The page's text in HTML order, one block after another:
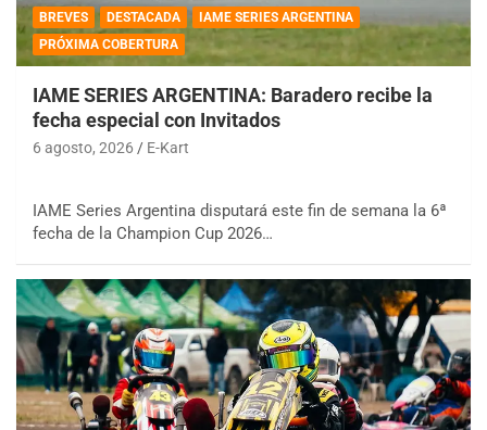
BREVES DESTACADA
IAME SERIES ARGENTINA
PRÓXIMA COBERTURA
IAME SERIES ARGENTINA: Baradero recibe la
fecha especial con Invitados
6 agosto, 2026 E-Kart
IAME Series Argentina disputará este fin de semana la 6ª
fecha de la Champion Cup 2026…